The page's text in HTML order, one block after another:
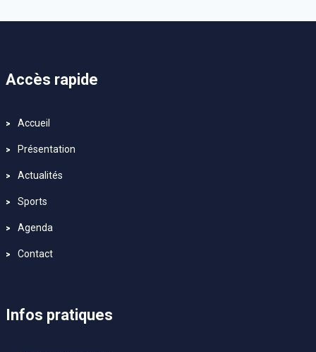
Accès rapide
Accueil
Présentation
Actualités
Sports
Agenda
Contact
Infos pratiques